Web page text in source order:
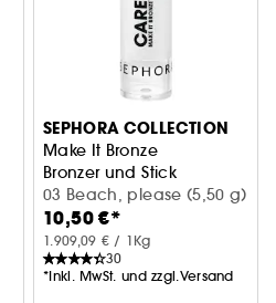
SEPHORA COLLECTION
Make It Bronze
Bronzer und Stick
03 Beach, please (5,50 g)
10,50 €*
1.909,09 € / 1Kg
30
*Inkl. MwSt. und zzgl.Versand